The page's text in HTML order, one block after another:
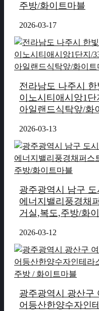
주방/화이트마블
2026-03-17
전라남도 나주시 한
이노시티애시앙1
아일랜드식탁앞/화
2026-03-13
광주광역시 남구
에너지밸리풍경채
거실,복도,주방/화
2026-03-12
광주광역시 광산구
어등산한양수자인